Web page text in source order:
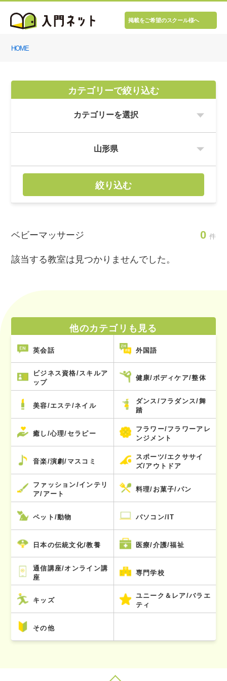
掲載をご希望のスクール様へ
HOME
カテゴリーで絞り込む
絞り込む
ベビーマッサージ 0 件
該当する教室は見つかりませんでした。
他のカテゴリも見る
英会話 外国語
ビジネス資格/スキルア
ップ
健康/ボディケア/整体
美容/エステ/ネイル
ダンス/フラダンス/舞
踏
癒し/心理/セラピー
フラワー/フラワーアレ
ンジメント
音楽/演劇/マスコミ
スポーツ/エクササイ
ズ/アウトドア
ファッション/インテリ
ア/アート
料理/お菓子/パン
ペット/動物 パソコン/IT
日本の伝統文化/教養 医療/介護/福祉
通信講座/オンライン講
座
専門学校
キッズ
ユニーク＆レア/バラエ
ティ
その他